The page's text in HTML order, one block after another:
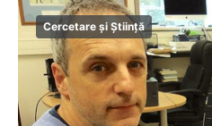
Cercetare și Știință